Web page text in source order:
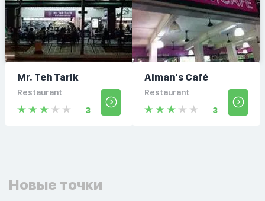
Mr. Teh Tarik
Restaurant
3
Aiman's Café
Restaurant
3
Новые точки